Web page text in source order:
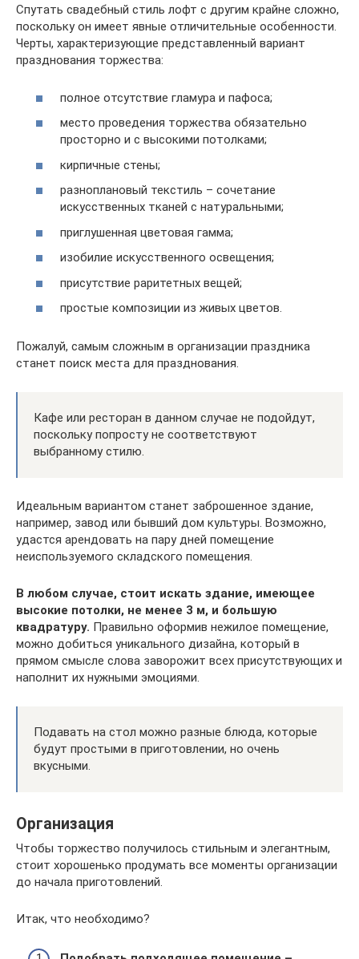
Спутать свадебный стиль лофт с другим крайне сложно,
поскольку он имеет явные отличительные особенности.
Черты, характеризующие представленный вариант
празднования торжества:
полное отсутствие гламура и пафоса;
место проведения торжества обязательно
просторно и с высокими потолками;
кирпичные стены;
разноплановый текстиль – сочетание
искусственных тканей с натуральными;
приглушенная цветовая гамма;
изобилие искусственного освещения;
присутствие раритетных вещей;
простые композиции из живых цветов.
Пожалуй, самым сложным в организации праздника
станет поиск места для празднования.
Кафе или ресторан в данном случае не подойдут,
поскольку попросту не соответствуют
выбранному стилю.
Идеальным вариантом станет заброшенное здание,
например, завод или бывший дом культуры. Возможно,
удастся арендовать на пару дней помещение
неиспользуемого складского помещения.
В любом случае, стоит искать здание, имеющее
высокие потолки, не менее 3 м, и большую
квадратуру. Правильно оформив нежилое помещение,
можно добиться уникального дизайна, который в
прямом смысле слова заворожит всех присутствующих и
наполнит их нужными эмоциями.
Подавать на стол можно разные блюда, которые
будут простыми в приготовлении, но очень
вкусными.
Организация
Чтобы торжество получилось стильным и элегантным,
стоит хорошенько продумать все моменты организации
до начала приготовлений.
Итак, что необходимо?